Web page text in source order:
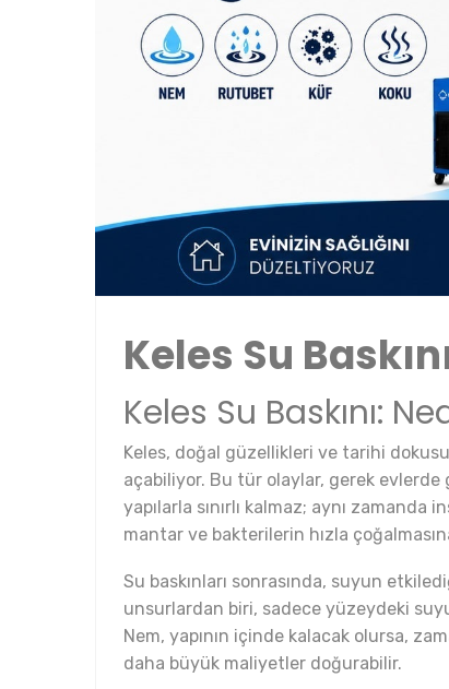
Keles Su
Keles Su Baskını:
Keles, doğal güzellikleri ve tarihi
açabiliyor. Bu tür olaylar, gerek evlerde
yapılarla sınırlı kalmaz; aynı zamanda
mantar ve bakterilerin hızla
Su baskınları sonrasında, suyun
unsurlardan biri, sadece yüzeydeki
Nem, yapının içinde kalacak olursa,
daha büyük maliyetler doğurabilir.